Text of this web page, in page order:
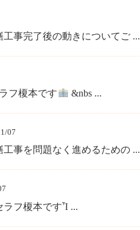
事完了後の動きについてご ...
フ榎本です
&nbs ...
07
事を問題なく進めるための ...
フ榎本ですἾ ...